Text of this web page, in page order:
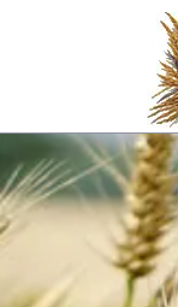
Koolhydraten
Nieuws